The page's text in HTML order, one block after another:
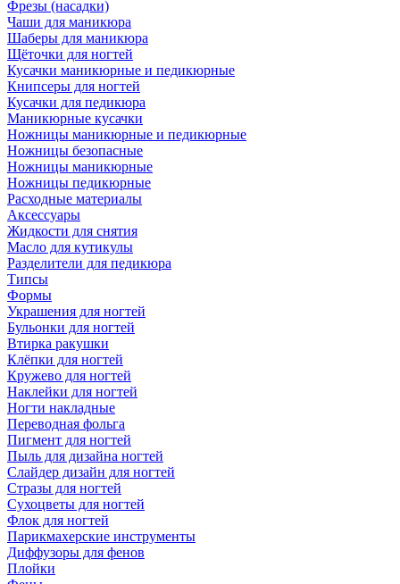
Фрезы (насадки)
Чаши для маникюра
Шаберы для маникюра
Щёточки для ногтей
Кусачки маникюрные и педикюрные
Книпсеры для ногтей
Кусачки для педикюра
Маникюрные кусачки
Ножницы маникюрные и педикюрные
Ножницы безопасные
Ножницы маникюрные
Ножницы педикюрные
Расходные материалы
Аксессуары
Жидкости для снятия
Масло для кутикулы
Разделители для педикюра
Типсы
Формы
Украшения для ногтей
Бульонки для ногтей
Втирка ракушки
Клёпки для ногтей
Кружево для ногтей
Наклейки для ногтей
Ногти накладные
Переводная фольга
Пигмент для ногтей
Пыль для дизайна ногтей
Слайдер дизайн для ногтей
Стразы для ногтей
Сухоцветы для ногтей
Флок для ногтей
Парикмахерские инструменты
Диффузоры для фенов
Плойки